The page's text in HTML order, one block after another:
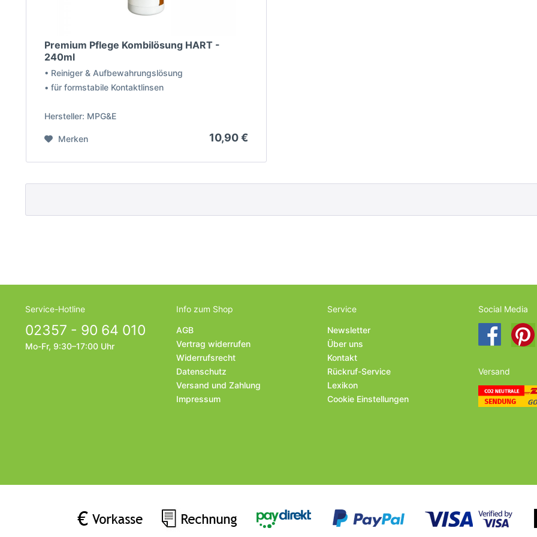
Premium Pflege Kombilösung HART -
240ml
• Reiniger & Aufbewahrungslösung
• für formstabile Kontaktlinsen
Hersteller: MPG&E
10,90 €
Merken
Service-Hotline
02357 - 90 64 010
Mo-Fr, 9:30–17:00 Uhr
Info zum Shop
AGB
Vertrag widerrufen
Widerrufsrecht
Datenschutz
Versand und Zahlung
Impressum
Service
Newsletter
Über uns
Kontakt
Rückruf-Service
Lexikon
Cookie Einstellungen
Social Media
Versand